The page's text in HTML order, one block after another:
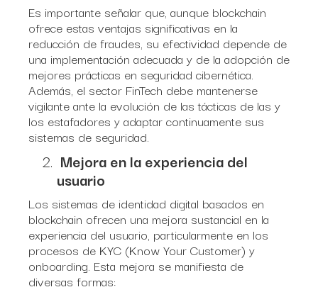
Es importante señalar que, aunque blockchain
ofrece estas ventajas significativas en la
reducción de fraudes, su efectividad depende de
una implementación adecuada y de la adopción de
mejores prácticas en seguridad cibernética.
Además, el sector FinTech debe mantenerse
vigilante ante la evolución de las tácticas de las y
los estafadores y adaptar continuamente sus
sistemas de seguridad.
Mejora en la experiencia del
usuario
Los sistemas de identidad digital basados en
blockchain ofrecen una mejora sustancial en la
experiencia del usuario, particularmente en los
procesos de KYC (Know Your Customer) y
onboarding. Esta mejora se manifiesta de
diversas formas: